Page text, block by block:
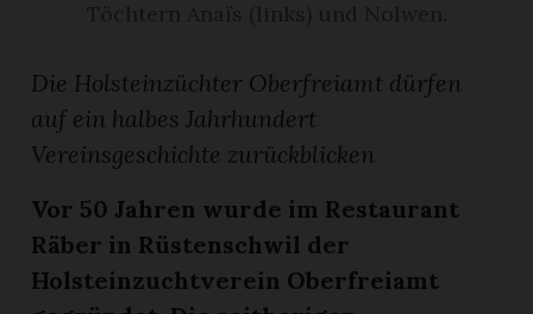
Die Holsteinzüchter Oberfreiamt dürfen
auf ein halbes Jahrhundert
Vereinsgeschichte zurückblicken
Vor 50 Jahren wurde im Restaurant
Räber in Rüstenschwil der
Holsteinzuchtverein Oberfreiamt